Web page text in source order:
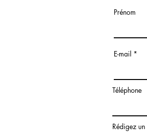
Prénom
E-mail
Téléphone
Rédigez